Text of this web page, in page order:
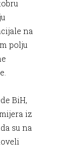
na
polju
BiH,
iz
su na